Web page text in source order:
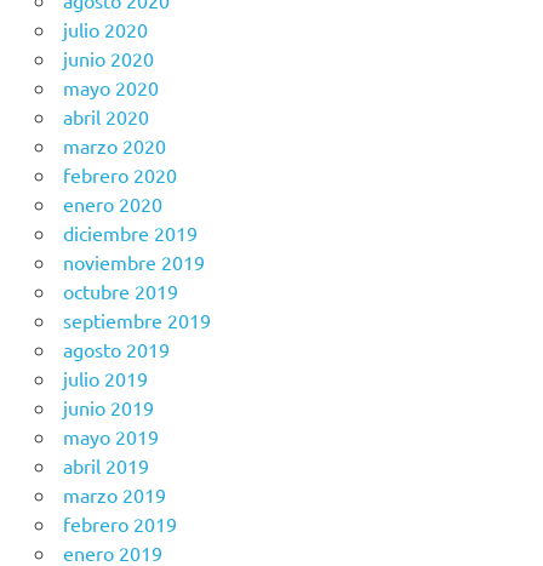
julio 2020
junio 2020
mayo 2020
abril 2020
marzo 2020
febrero 2020
enero 2020
diciembre 2019
noviembre 2019
octubre 2019
septiembre 2019
agosto 2019
julio 2019
junio 2019
mayo 2019
abril 2019
marzo 2019
febrero 2019
enero 2019